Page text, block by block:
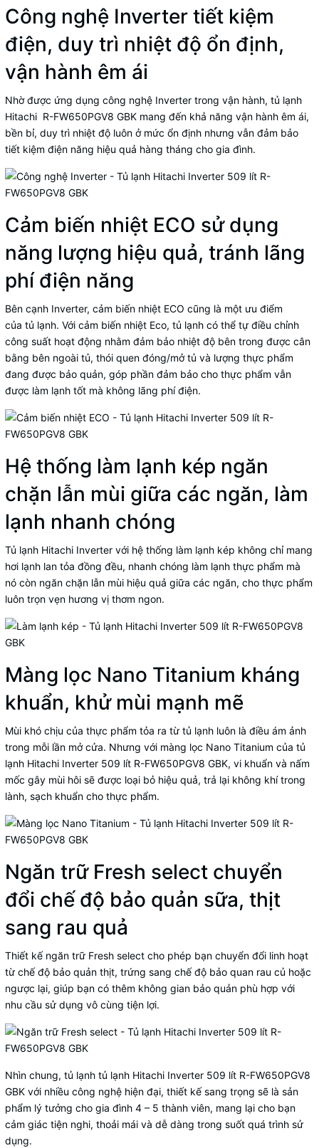
Công nghệ Inverter tiết kiệm
điện, duy trì nhiệt độ ổn định,
vận hành êm ái
Nhờ được ứng dụng công nghệ Inverter trong vận hành, tủ lạnh
Hitachi R-FW650PGV8 GBK mang đến khả năng vận hành êm ái,
bền bỉ, duy trì nhiệt độ luôn ở mức ổn định nhưng vẫn đảm bảo
tiết kiệm điện năng hiệu quả hàng tháng cho gia đình.
Cảm biến nhiệt ECO sử dụng
năng lượng hiệu quả, tránh lãng
phí điện năng
Bên cạnh Inverter, cảm biến nhiệt ECO cũng là một ưu điểm
của tủ lạnh. Với cảm biến nhiệt Eco, tủ lạnh có thể tự điều chỉnh
công suất hoạt động nhằm đảm bảo nhiệt độ bên trong được cân
bằng bên ngoài tủ, thói quen đóng/mở tủ và lượng thực phẩm
đang được bảo quản, góp phần đảm bảo cho thực phẩm vẫn
được làm lạnh tốt mà không lãng phí điện.
Hệ thống làm lạnh kép ngăn
chặn lẫn mùi giữa các ngăn, làm
lạnh nhanh chóng
Tủ lạnh Hitachi Inverter với hệ thống làm lạnh kép không chỉ mang
hơi lạnh lan tỏa đồng đều, nhanh chóng làm lạnh thực phẩm mà
nó còn ngăn chặn lẫn mùi hiệu quả giữa các ngăn, cho thực phẩm
luôn trọn vẹn hương vị thơm ngon.
Màng lọc Nano Titanium kháng
khuẩn, khử mùi mạnh mẽ
Mùi khó chịu của thực phẩm tỏa ra từ tủ lạnh luôn là điều ám ảnh
trong mỗi lần mở cửa. Nhưng với màng lọc Nano Titanium của tủ
lạnh Hitachi Inverter 509 lít R-FW650PGV8 GBK, vi khuẩn và nấm
mốc gây mùi hôi sẽ được loại bỏ hiệu quả, trả lại không khí trong
lành, sạch khuẩn cho thực phẩm.
Ngăn trữ Fresh select chuyển
đổi chế độ bảo quản sữa, thịt
sang rau quả
Thiết kế ngăn trữ Fresh select cho phép bạn chuyển đổi linh hoạt
từ chế độ bảo quản thịt, trứng sang chế độ bảo quan rau củ hoặc
ngược lại, giúp bạn có thêm không gian bảo quản phù hợp với
nhu cầu sử dụng vô cùng tiện lợi.
Nhìn chung, tủ lạnh tủ lạnh Hitachi Inverter 509 lít R-FW650PGV8
GBK với nhiều công nghệ hiện đại, thiết kế sang trọng sẽ là sản
phẩm lý tưởng cho gia đình 4 – 5 thành viên, mang lại cho bạn
cảm giác tiện nghi, thoải mái và dễ dàng trong suốt quá trình sử
dụng.